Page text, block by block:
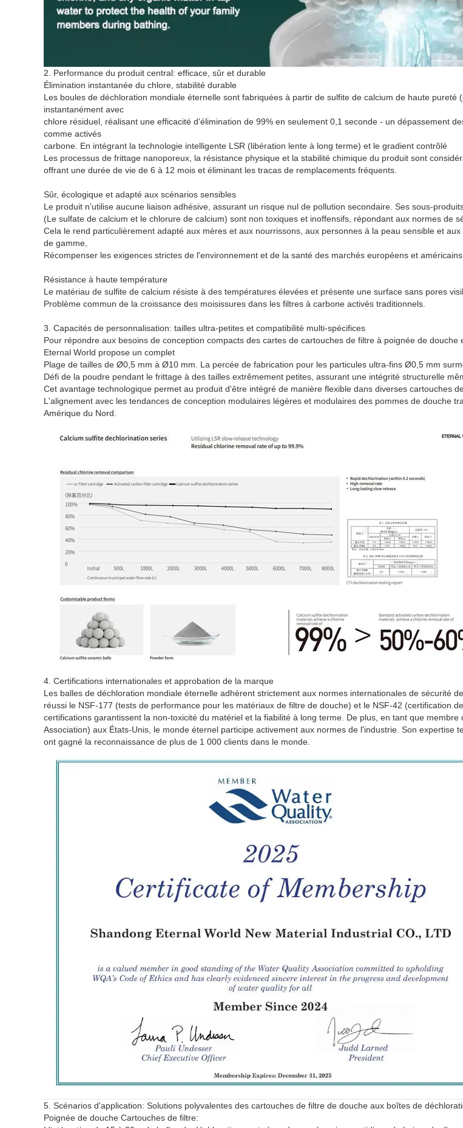
2. Performance du produit central: efficace, sûr et durable
Élimination instantanée du chlore, stabilité durable
Les boules de déchloration mondiale éternelle sont fabriquées à partir de sulfite de calcium de haute pureté
instantanément avec
chlore résiduel, réalisant une efficacité d'élimination de 99% en seulement 0,1 seconde - un dépassement
comme activés
carbone. En intégrant la technologie intelligente LSR (libération lente à long terme) et le gradient contrôlé
Les processus de frittage nanoporeux, la résistance physique et la stabilité chimique du produit sont
offrant une durée de vie de 6 à 12 mois et éliminant les tracas de remplacements fréquents.
Sûr, écologique et adapté aux scénarios sensibles
Le produit n'utilise aucune liaison adhésive, assurant un risque nul de pollution secondaire. Ses sous-
(Le sulfate de calcium et le chlorure de calcium) sont non toxiques et inoffensifs, répondant aux normes de
Cela le rend particulièrement adapté aux mères et aux nourrissons, aux personnes à la peau sensible et
de gamme,
Récompenser les exigences strictes de l'environnement et de la santé des marchés européens et
Résistance à haute température
Le matériau de sulfite de calcium résiste à des températures élevées et présente une surface sans pores
Problème commun de la croissance des moisissures dans les filtres à carbone activés traditionnels.
3. Capacités de personnalisation: tailles ultra-petites et compatibilité multi-spécifices
Pour répondre aux besoins de conception compacts des cartes de cartouches de filtre à poignée de douche
Eternal World propose un complet
Plage de tailles de Ø0,5 mm à Ø10 mm. La percée de fabrication pour les particules ultra-fins Ø0,5 mm
Défi de la poudre pendant le frittage à des tailles extrêmement petites, assurant une intégrité structurelle
Cet avantage technologique permet au produit d'être intégré de manière flexible dans diverses cartouches
L'alignement avec les tendances de conception modulaires légères et modulaires des pommes de douche
Amérique du Nord.
4. Certifications internationales et approbation de la marque
Les balles de déchloration mondiale éternelle adhèrent strictement aux normes internationales de sécurité
réussi le NSF-177 (tests de performance pour les matériaux de filtre de douche) et le NSF-42 (certification
certifications garantissent la non-toxicité du matériel et la fiabilité à long terme. De plus, en tant que membre
Association) aux États-Unis, le monde éternel participe activement aux normes de l'industrie. Son expertise
ont gagné la reconnaissance de plus de 1 000 clients dans le monde.
5. Scénarios d'application: Solutions polyvalentes des cartouches de filtre de douche aux boîtes de
Poignée de douche Cartouches de filtre: